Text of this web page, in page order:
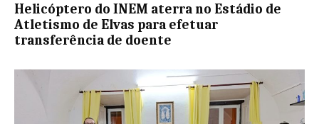
Helicóptero do INEM aterra no Estádio de
Atletismo de Elvas para efetuar
transferência de doente